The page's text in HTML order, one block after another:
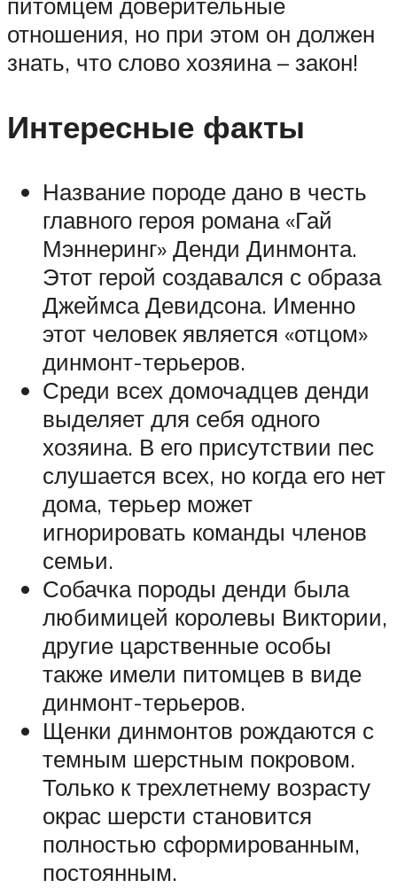
отношения, но при этом он должен
знать, что слово хозяина – закон!
Интересные факты
Название породе дано в честь
главного героя романа «Гай
Мэннеринг» Денди Динмонта.
Этот герой создавался с образа
Джеймса Девидсона. Именно
этот человек является «отцом»
динмонт-терьеров.
Среди всех домочадцев денди
выделяет для себя одного
хозяина. В его присутствии пес
слушается всех, но когда его нет
дома, терьер может
игнорировать команды членов
семьи.
Собачка породы денди была
любимицей королевы Виктории,
другие царственные особы
также имели питомцев в виде
динмонт-терьеров.
Щенки динмонтов рождаются с
темным шерстным покровом.
Только к трехлетнему возрасту
окрас шерсти становится
полностью сформированным,
постоянным.